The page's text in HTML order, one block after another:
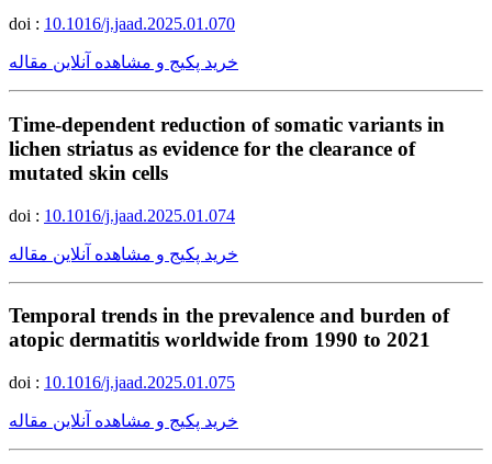
doi : 10.1016/j.jaad.2025.01.070
خرید پکیج و مشاهده آنلاین مقاله
Time-dependent reduction of somatic variants in
lichen striatus as evidence for the clearance of
mutated skin cells
doi : 10.1016/j.jaad.2025.01.074
خرید پکیج و مشاهده آنلاین مقاله
Temporal trends in the prevalence and burden of
atopic dermatitis worldwide from 1990 to 2021
doi : 10.1016/j.jaad.2025.01.075
خرید پکیج و مشاهده آنلاین مقاله